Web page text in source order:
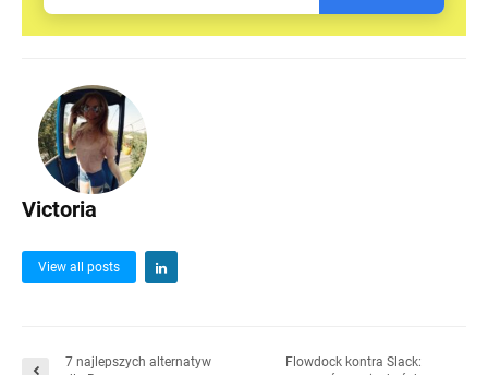
Victoria
View all posts
7 najlepszych alternatyw
Flowdock kontra Slack: